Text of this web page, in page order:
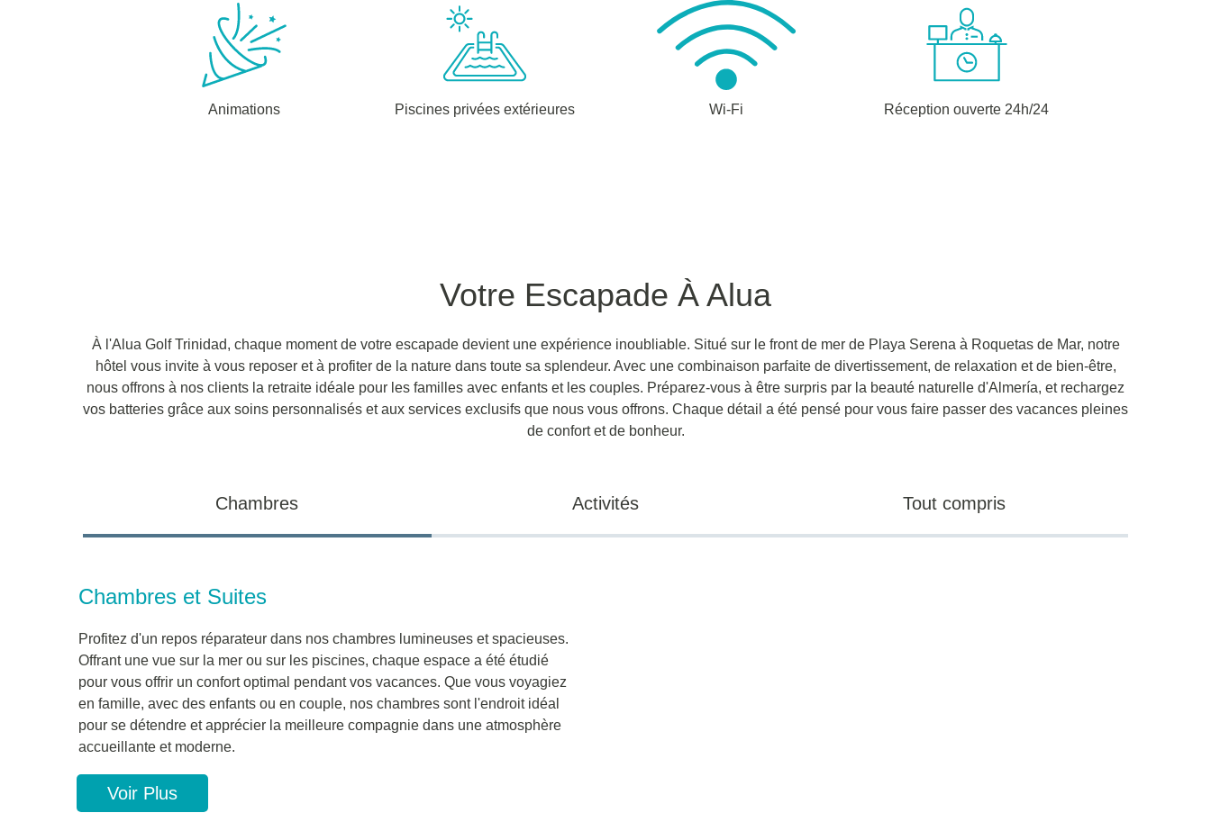
Animations Piscines privées extérieures Wi-Fi Réception ouverte 24h/24
Votre Escapade À Alua
À l'Alua Golf Trinidad, chaque moment de votre escapade devient une expérience inoubliable. Situé sur le front de mer de Playa Serena à Roquetas de Mar, notre
hôtel vous invite à vous reposer et à profiter de la nature dans toute sa splendeur. Avec une combinaison parfaite de divertissement, de relaxation et de bien-être,
nous offrons à nos clients la retraite idéale pour les familles avec enfants et les couples. Préparez-vous à être surpris par la beauté naturelle d'Almería, et rechargez
vos batteries grâce aux soins personnalisés et aux services exclusifs que nous vous offrons. Chaque détail a été pensé pour vous faire passer des vacances pleines
de confort et de bonheur.
Chambres Activités Tout compris
Chambres et Suites
Profitez d'un repos réparateur dans nos chambres lumineuses et spacieuses.
Offrant une vue sur la mer ou sur les piscines, chaque espace a été étudié
pour vous offrir un confort optimal pendant vos vacances. Que vous voyagiez
en famille, avec des enfants ou en couple, nos chambres sont l'endroit idéal
pour se détendre et apprécier la meilleure compagnie dans une atmosphère
accueillante et moderne.
Voir Plus